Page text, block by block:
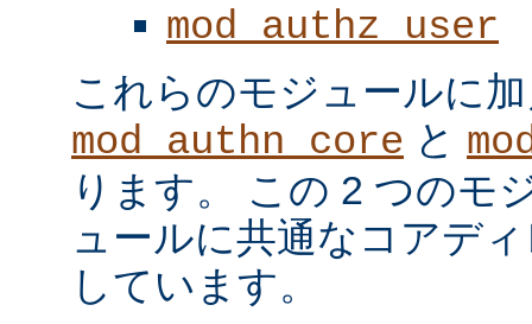
mod_authz_user
これらのモジュールに
mod_authn_core と
ります。 この 2 つのモ
ュールに共通なコアデ
しています。